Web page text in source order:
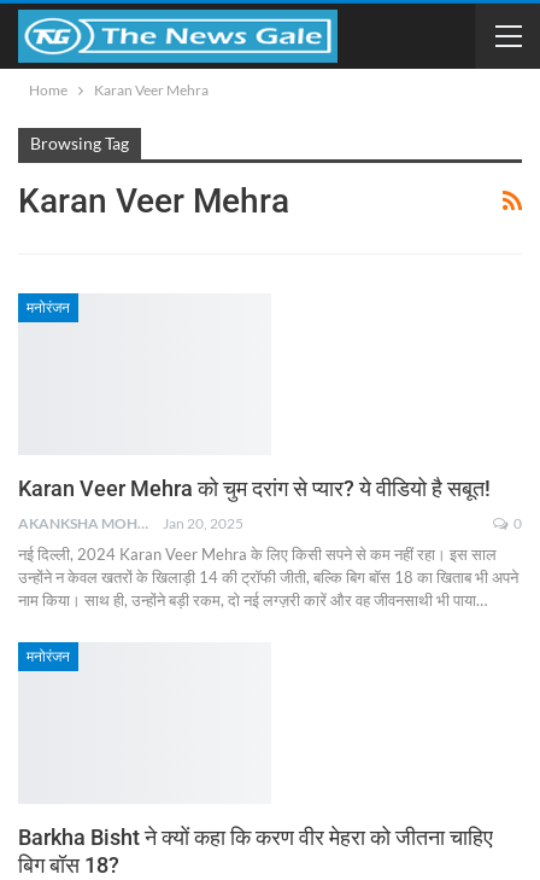
Home Karan Veer Mehra
Browsing Tag
Karan Veer Mehra
मनोरंजन
Karan Veer Mehra को चुम दरांग से प्यार? ये वीडियो है सबूत!
AKANKSHA MOHAN Jan 20, 2025 0
नई दिल्ली, 2024 Karan Veer Mehra के लिए किसी सपने से कम नहीं रहा। इस साल
उन्होंने न केवल खतरों के खिलाड़ी 14 की ट्रॉफी जीती, बल्कि बिग बॉस 18 का खिताब भी अपने
नाम किया। साथ ही, उन्होंने बड़ी रकम, दो नई लग्ज़री कारें और वह जीवनसाथी भी पाया…
मनोरंजन
Barkha Bisht ने क्यों कहा कि करण वीर मेहरा को जीतना चाहिए
बिग बॉस 18?